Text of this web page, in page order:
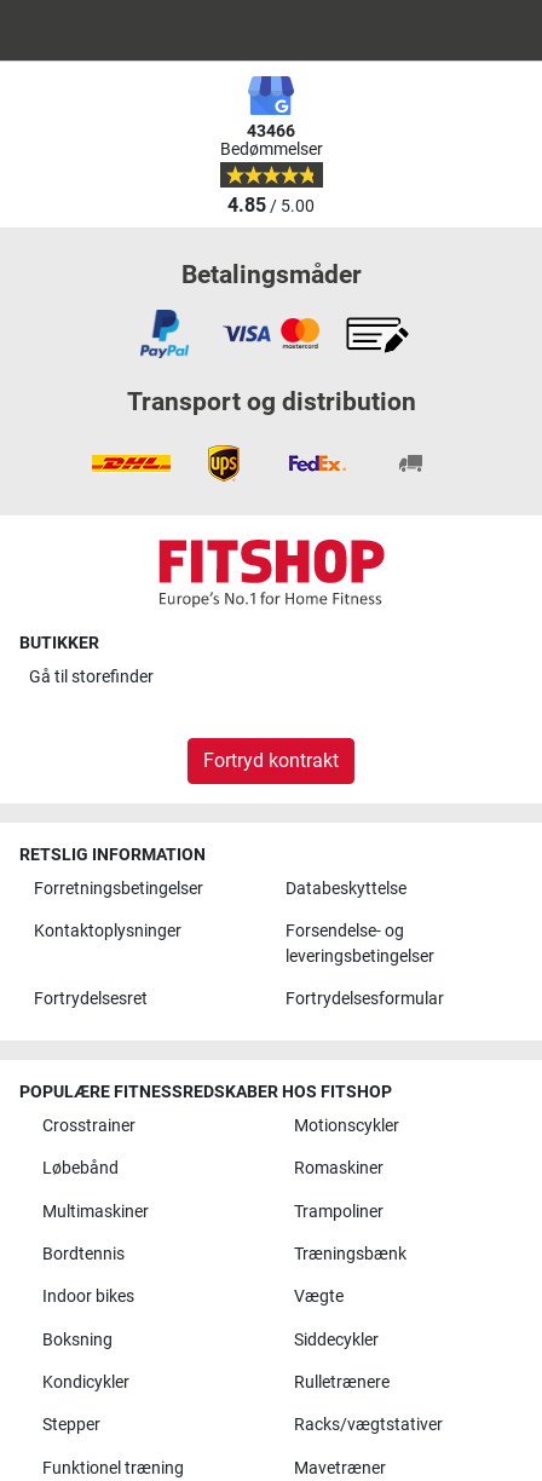
43466
Bedømmelser
4.85/ 5.00
Betalingsmåder
Transport og distribution
BUTIKKER
Gå til storefinder
Fortryd kontrakt
RETSLIG INFORMATION
Forretningsbetingelser
Databeskyttelse
Kontaktoplysninger
Forsendelse- og
leveringsbetingelser
Fortrydelsesret Fortrydelsesformular
POPULÆRE FITNESSREDSKABER HOS FITSHOP
Crosstrainer
Motionscykler
Løbebånd Romaskiner
Multimaskiner Trampoliner
Bordtennis Træningsbænk
Indoor bikes Vægte
Boksning Siddecykler
Kondicykler Rulletrænere
Stepper Racks/vægtstativer
Funktionel træning Mavetræner